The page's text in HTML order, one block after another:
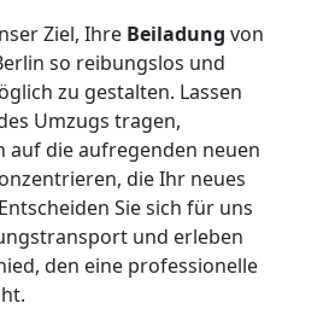
Ziel, Ihre Beiladung von
so reibungslos und
zu gestalten. Lassen
Umzugs tragen,
auf die aufregenden neuen
die Ihr neues
Sie sich für uns
und erleben
den eine professionelle